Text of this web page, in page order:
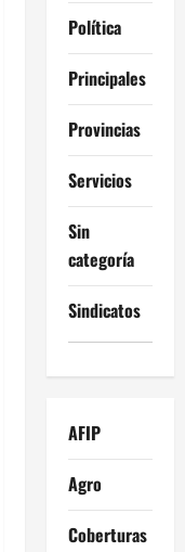
Política
Principales
Provincias
Servicios
Sin
categoría
Sindicatos
AFIP
Agro
Coberturas